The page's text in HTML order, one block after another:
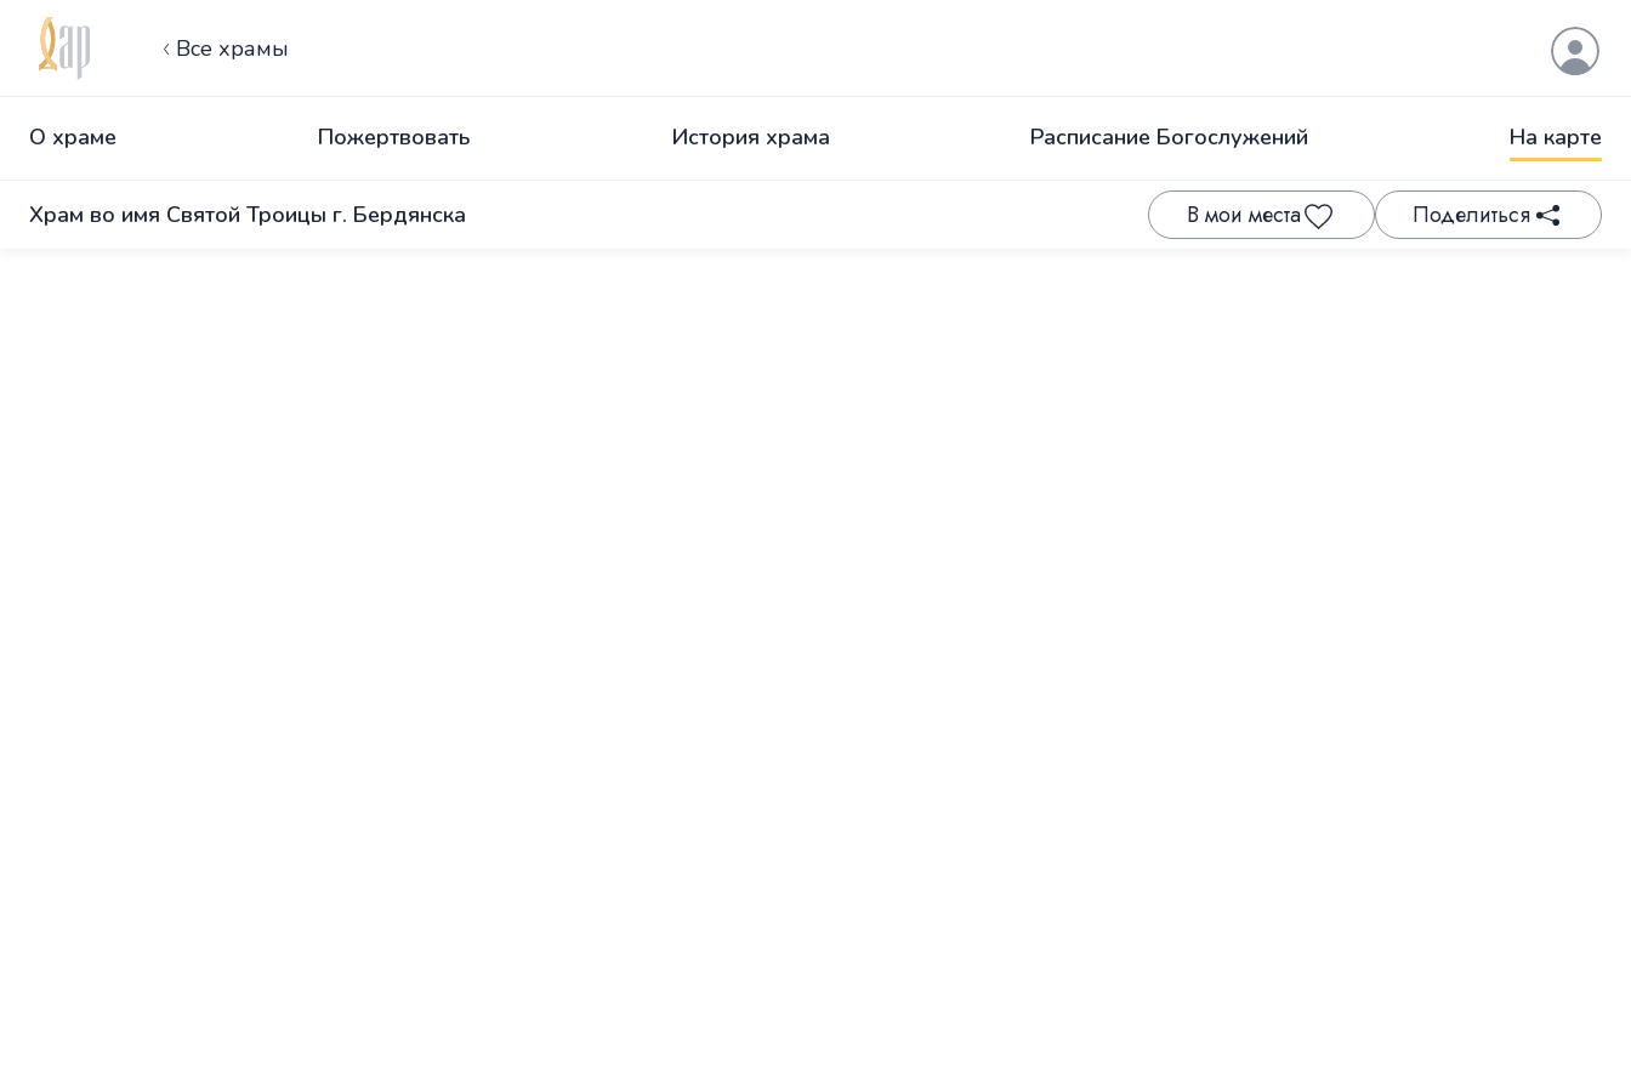
Все храмы
О храме Пожертвовать История храма Расписание Богослужений На карте
Храм во имя Святой Троицы г. Бердянска В мои места Поделиться